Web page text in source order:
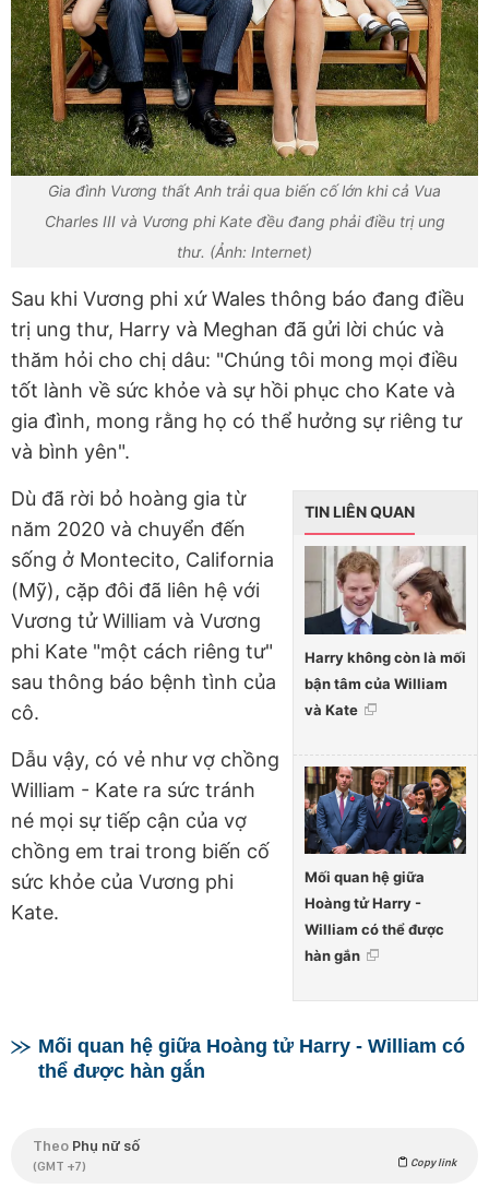
Gia đình Vương thất Anh trải qua biến cố lớn khi cả Vua
Charles III và Vương phi Kate đều đang phải điều trị ung
thư. (Ảnh: Internet)
Sau khi Vương phi xứ Wales thông báo đang điều
trị ung thư, Harry và Meghan đã gửi lời chúc và
thăm hỏi cho chị dâu: "Chúng tôi mong mọi điều
tốt lành về sức khỏe và sự hồi phục cho Kate và
gia đình, mong rằng họ có thể hưởng sự riêng tư
và bình yên".
TIN LIÊN QUAN
Harry không còn là mối
bận tâm của William
và Kate
Mối quan hệ giữa
Hoàng tử Harry -
William có thể được
hàn gắn
Dù đã rời bỏ hoàng gia từ
năm 2020 và chuyển đến
sống ở Montecito, California
(Mỹ), cặp đôi đã liên hệ với
Vương tử William và Vương
phi Kate "một cách riêng tư"
sau thông báo bệnh tình của
cô.
Dẫu vậy, có vẻ như vợ chồng
William - Kate ra sức tránh
né mọi sự tiếp cận của vợ
chồng em trai trong biến cố
sức khỏe của Vương phi
Kate.
Mối quan hệ giữa Hoàng tử Harry - William có
thể được hàn gắn
Theo Phụ nữ số
(GMT +7) Copy link